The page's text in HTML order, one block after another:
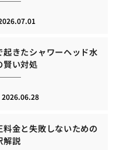
きたシャワーヘッド水
賢い対処
2026.06.28
金と失敗しないための
解説